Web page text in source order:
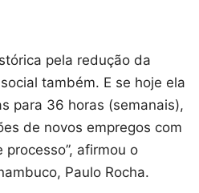
pela redução da
também. E se hoje ela
para 36 horas (semanais),
de novos empregos com
afirmou o
Paulo Rocha.